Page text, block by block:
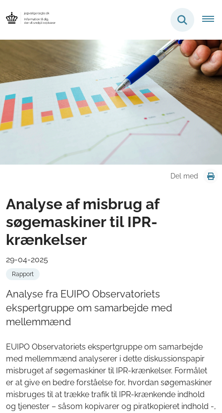
Del med
Analyse af misbrug af
søgemaskiner til IPR-
krænkelser
29-04-2025
Rapport
Analyse fra EUIPO Observatoriets
ekspertgruppe om samarbejde med
mellemmænd
EUIPO Observatoriets ekspertgruppe om samarbejde
med mellemmænd analyserer i dette diskussionspapir
misbruget af søgemaskiner til IPR-krænkelser. Formålet
er at give en bedre forståelse for, hvordan søgemaskiner
misbruges til at trække trafik til IPR-krænkende indhold
og tjenester – såsom kopivarer og piratkopieret indhold -,